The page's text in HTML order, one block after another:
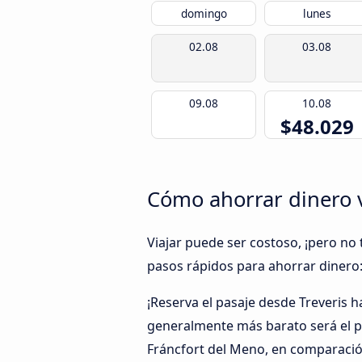
domingo lunes
02.08 03.08
09.08 10.08
$48.029
Cómo ahorrar dinero
Viajar puede ser costoso, ¡pero
pasos rápidos para ahorrar dinero:
¡Reserva el pasaje desde
generalmente más barato será el
Fráncfort del Meno, en